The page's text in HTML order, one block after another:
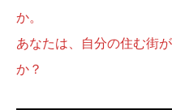
か。
あなたは、自分の住む街
か？